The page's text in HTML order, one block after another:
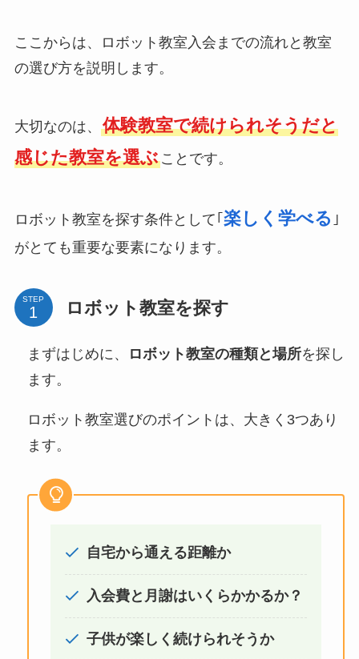
ここからは、ロボット教室入会までの流れと教室
の選び方を説明します。
大切なのは、 体験教室で続けられそうだと
感じた教室を選ぶことです。
ロボット教室を探す条件として｢ 楽しく学べる ｣
がとても重要な要素になります。
STEP ロボット教室を探す
まずはじめに、 ロボット教室の種類と場所を探し
ます。
ロボット教室選びのポイントは、大きく3つあり
ます。
自宅から通える距離か
入会費と月謝はいくらかかるか？
子供が楽しく続けられそうか